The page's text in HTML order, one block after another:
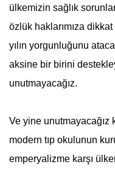
ülkemizin sağlık
özlük haklarımıza
yılın yorgunluğunu
aksine bir birini
unutmayacağız.
Ve yine unutmayacağız
modern tıp okulunun
emperyalizme karşı